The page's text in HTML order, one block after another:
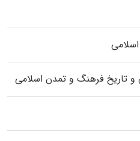
و تاریخ فرهنگ و تمدن اسلامی